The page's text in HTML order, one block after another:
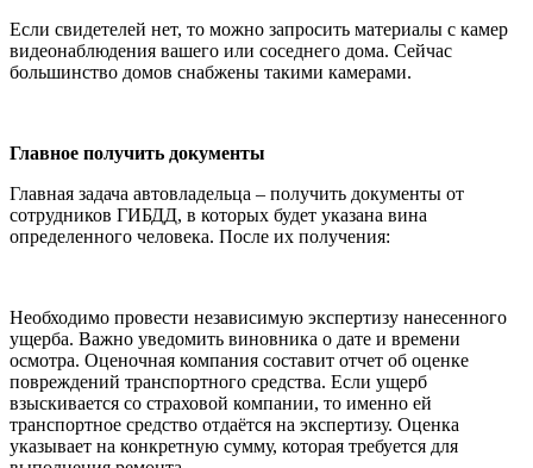
Если свидетелей нет, то можно запросить материалы с камер
видеонаблюдения вашего или соседнего дома. Сейчас
большинство домов снабжены такими камерами.
Главное получить документы
Главная задача автовладельца – получить документы от
сотрудников ГИБДД, в которых будет указана вина
определенного человека. После их получения:
Необходимо провести независимую экспертизу нанесенного
ущерба. Важно уведомить виновника о дате и времени
осмотра. Оценочная компания составит отчет об оценке
повреждений транспортного средства. Если ущерб
взыскивается со страховой компании, то именно ей
транспортное средство отдаётся на экспертизу. Оценка
указывает на конкретную сумму, которая требуется для